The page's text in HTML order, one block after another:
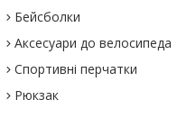
Бейсболки
Аксесуари до велосипеда
Спортивні перчатки
Рюкзак